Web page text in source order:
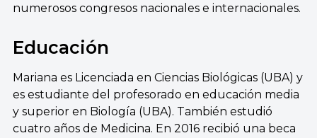
numerosos congresos nacionales e internacionales.
Educación
Mariana es Licenciada en Ciencias Biológicas (UBA) y
es estudiante del profesorado en educación media
y superior en Biología (UBA). También estudió
cuatro años de Medicina. En 2016 recibió una beca